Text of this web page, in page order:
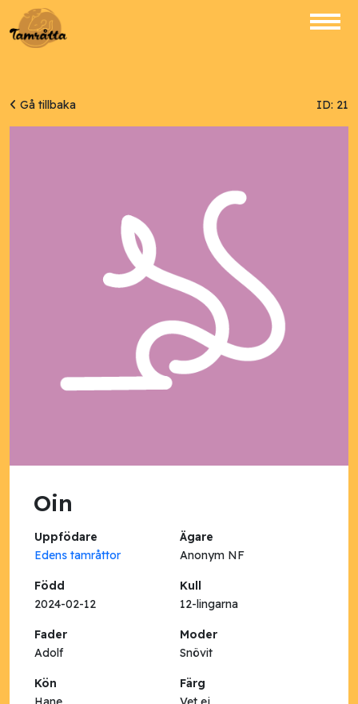
Gå tillbaka ID: 21
Oin
Uppfödare
Ägare
Edens tamråttor
Anonym NF
Född
Kull
2024-02-12
12-lingarna
Fader
Moder
Adolf
Snövit
Kön
Färg